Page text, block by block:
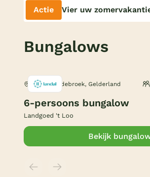
Actie Vier uw
Bungalows
Het Loo Oldebroek, Gelderland
6-persoons bungalow
Landgoed 't Loo
Bekijk